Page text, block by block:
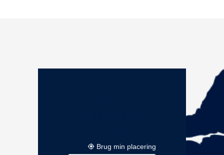
Brug min placering